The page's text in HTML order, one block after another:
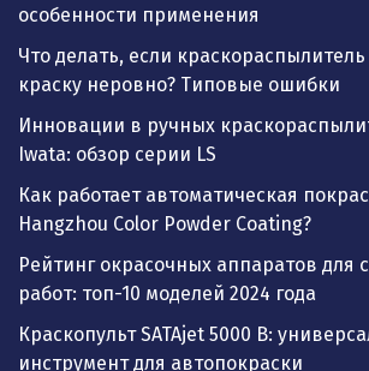
особенности применения
Что делать, если
краску неровно? Типовые ошибки
Инновации в ручных
Iwata: обзор серии LS
Как работает автоматическая
Hangzhou Color Powder Coating?
Рейтинг окрасочных аппаратов для
работ: топ-10 моделей 2024 года
Краскопульт SATAjet 5000 B:
инструмент для автопокраски